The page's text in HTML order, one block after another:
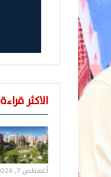
الاكثر قراءة
أغسطس 7, 2026